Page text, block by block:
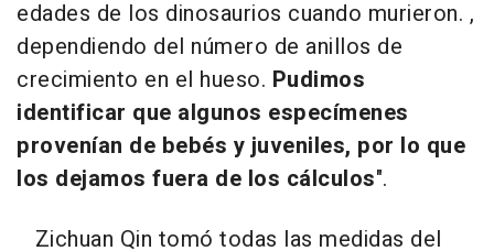
edades de los dinosaurios cuando murieron. ,
dependiendo del número de anillos de
crecimiento en el hueso. Pudimos
identificar que algunos especímenes
provenían de bebés y juveniles, por lo que
los dejamos fuera de los cálculos".
Zichuan Qin tomó todas las medidas del